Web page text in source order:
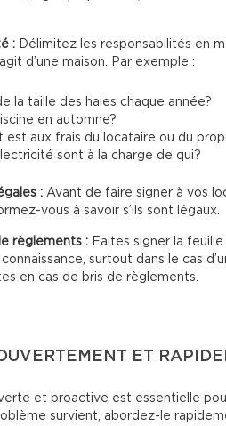
: Délimitez les responsabilités en
d’une maison. Par exemple :
la taille des haies chaque année?
en automne?
est aux frais du locataire ou du
sont à la charge de qui?
: Avant de faire signer à vos
vous à savoir s’ils sont légaux.
règlements : Faites signer la
surtout dans le cas
en cas de bris de règlements.
ET
et proactive est essentielle
survient, abordez-le